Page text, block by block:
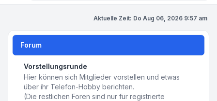
Aktuelle Zeit: Do Aug 06, 2026 9:57 am
Forum
Vorstellungsrunde
Hier können sich Mitglieder vorstellen und etwas
über ihr Telefon-Hobby berichten.
(Die restlichen Foren sind nur für registrierte